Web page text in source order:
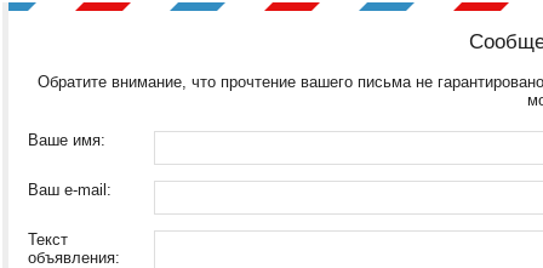
Обратите внимание, что прочтение вашего письма не
Ваше имя:
Ваш e-mail:
Текст
объявления: